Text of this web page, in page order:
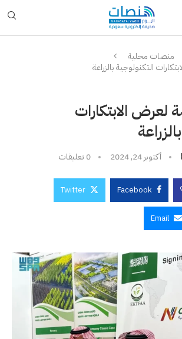
منصات محلية
التكنولوجية بالزراعة
لعرض الابتكارات
أكتوبر 24, 2024 0 تعليقات
Facebook
Twitter
Email